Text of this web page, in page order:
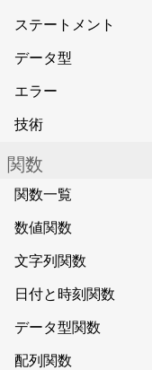
ステートメント
データ型
エラー
技術
関数
関数一覧
数値関数
文字列関数
日付と時刻関数
データ型関数
配列関数